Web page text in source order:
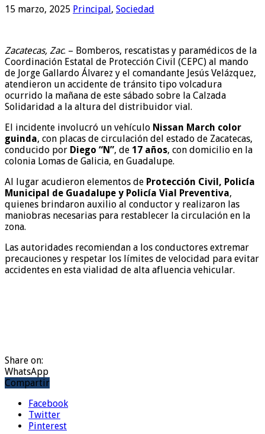
15 marzo, 2025 Principal, Sociedad
Zacatecas, Zac. – Bomberos, rescatistas y paramédicos de la
Coordinación Estatal de Protección Civil (CEPC) al mando
de Jorge Gallardo Álvarez y el comandante Jesús Velázquez,
atendieron un accidente de tránsito tipo volcadura
ocurrido la mañana de este sábado sobre la Calzada
Solidaridad a la altura del distribuidor vial.
El incidente involucró un vehículo Nissan March color
guinda, con placas de circulación del estado de Zacatecas,
conducido por Diego “N”, de 17 años, con domicilio en la
colonia Lomas de Galicia, en Guadalupe.
Al lugar acudieron elementos de Protección Civil, Policía
Municipal de Guadalupe y Policía Vial Preventiva,
quienes brindaron auxilio al conductor y realizaron las
maniobras necesarias para restablecer la circulación en la
zona.
Las autoridades recomiendan a los conductores extremar
precauciones y respetar los límites de velocidad para evitar
accidentes en esta vialidad de alta afluencia vehicular.
Share on:
WhatsApp
Compartir
Facebook
Twitter
Pinterest